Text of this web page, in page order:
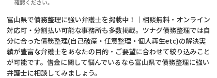
任意整理
時効援用
会社破産・法人破産
コラム
債務整理
個人再生（民事再生）
富山県で債務整理に強い弁護士を掲載中！｜相談無料・オンライン
対応可・分割払い可能な事務所も多数掲載。ツナグ債務整理では自
分に合った債務整理(自己破産・任意整理・個人再生etc)の解決実
績が豊富な弁護士をあなたの目的・ご要望に合わせて絞り込みこと
が可能です。借金に関して悩んでいるなら富山県で債務整理に強い
弁護士に相談してみましょう。